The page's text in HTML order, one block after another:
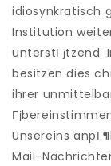
idiosynkratisch
Institution
unterstГјtzend.
besitzen dies
ihrer
Unsereins
Mail-